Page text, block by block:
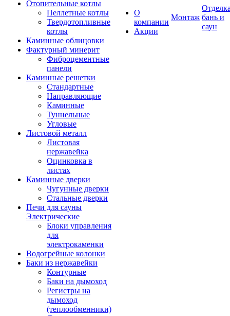
Отопительные котлы
Пеллетные котлы
Твердотопливные
котлы
Каминные облицовки
Фактурный минерит
Фиброцементные
панели
Каминные решетки
Стандартные
Направляющие
Каминные
Туннельные
Угловые
Листовой металл
Листовая
нержавейка
Оцинковка в
листах
Каминные дверки
Чугунные дверки
Стальные дверки
Печи для сауны
Электрические
Блоки управления
для
электрокаменки
Водогрейные колонки
Баки из нержавейки
Контурные
Баки на дымоход
Регистры на
дымоход
(теплообменники)
О
компании
Акции
Монтаж бань и
саун